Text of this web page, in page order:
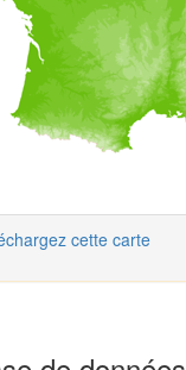
cette carte